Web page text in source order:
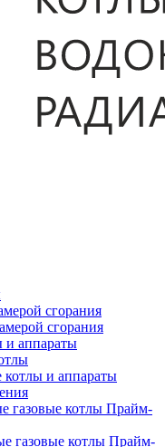
сгорания
сгорания
и аппараты
котлы и аппараты
газовые котлы Прайм-
газовые котлы Прайм-